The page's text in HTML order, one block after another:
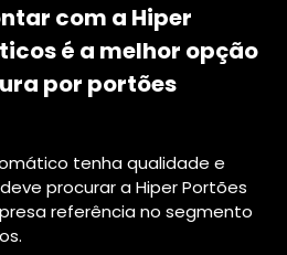
com a Hiper
é a melhor opção
por portões
tenha qualidade e
procurar a Hiper Portões
referência no segmento